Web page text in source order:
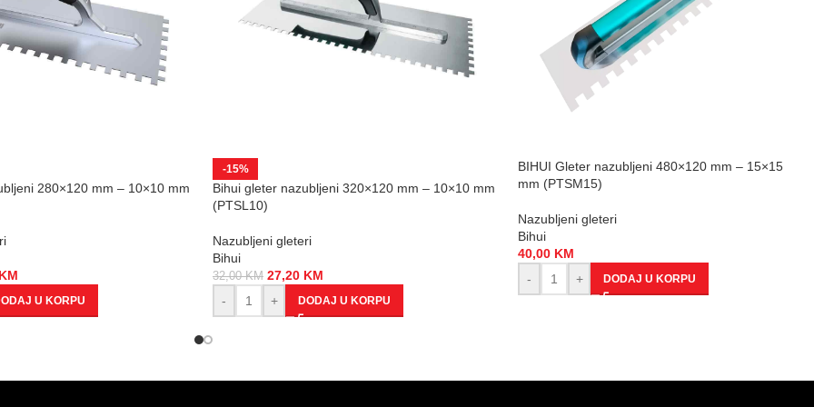
280×120 mm – 10×10 mm
U KORPU
-15%
Bihui gleter nazubljeni 320×120 mm – 10×10 mm
(PTSL10)
Nazubljeni gleteri
Bihui
32,00KM 27,20 KM
-
+ DODAJ U KORPU
BIHUI Gleter nazubljeni 480×120 mm – 15×15
mm (PTSM15)
Nazubljeni gleteri
Bihui
40,00 KM
-
+ DODAJ U KORPU